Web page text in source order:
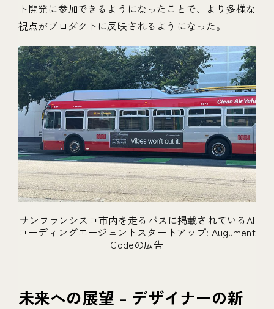
ト開発に参加できるようになったことで、より多様な
視点がプロダクトに反映されるようになった。
サンフランシスコ市内を走るバスに掲載されているAI
コーディングエージェントスタートアップ: Augument
Codeの広告
未来への展望 – デザイナーの新